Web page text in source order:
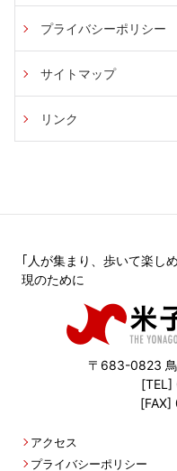
プライバシーポリシー
サイトマップ
リンク
｢人が集まり、歩いて楽し
現のために
〒683-0823
[TEL]
アクセス
プライバシーポリシー